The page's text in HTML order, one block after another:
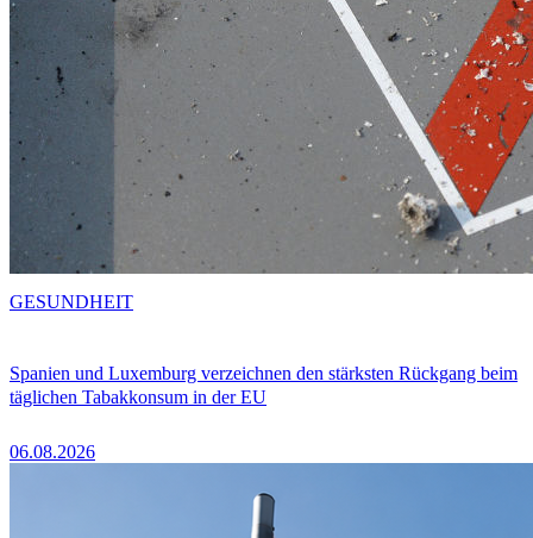
Spanien und Luxemburg verzeichnen den stärksten Rückgang beim
täglichen Tabakkonsum in der EU
06.08.2026
GESUNDHEIT